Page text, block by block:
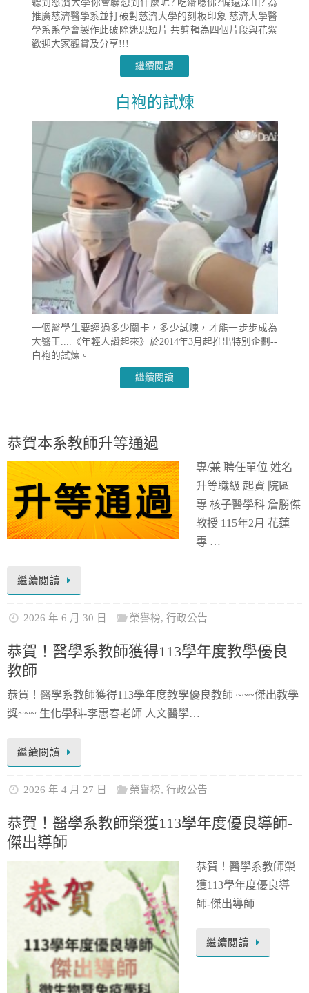
聽到慈濟大學你會聯想到什麼呢? 吃齋唸佛?偏遠深山? 為
推廣慈濟醫學系並打破對慈濟大學的刻板印象 慈濟大學醫
學系系學會製作此破除迷思短片 共剪輯為四個片段與花絮
歡迎大家觀賞及分享!!!
繼續閱讀
白袍的試煉
一個醫學生要經過多少關卡，多少試煉，才能一步步成為
大醫王....《年輕人讚起來》­於2014年3月起推出特別企劃--
白袍的試煉。
繼續閱讀
恭賀本系教師升等通過
專/兼 聘任單位 姓名
升等職級 起資 院區
專 核子醫學科 詹勝傑
教授 115年2月 花蓮
專 …
繼續閱讀
2026 年 6 月 30 日 榮譽榜, 行政公告
恭賀！醫學系教師獲得113學年度教學優良
教師
恭賀！醫學系教師獲得113學年度教學優良教師 ~~~傑出教學
獎~~~ 生化學科-李惠春老師 人文醫學…
繼續閱讀
2026 年 4 月 27 日 榮譽榜, 行政公告
恭賀！醫學系教師榮獲113學年度優良導師-
傑出導師
恭賀！醫學系教師榮
獲113學年度優良導
師-傑出導師
繼續閱讀